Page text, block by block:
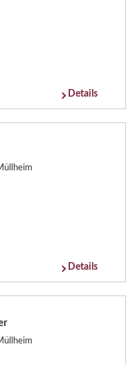
Details
Details